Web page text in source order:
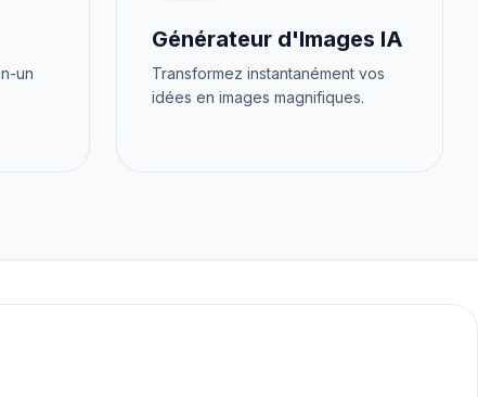
un
Générateur d'Images IA
Transformez instantanément vos
idées en images magnifiques.